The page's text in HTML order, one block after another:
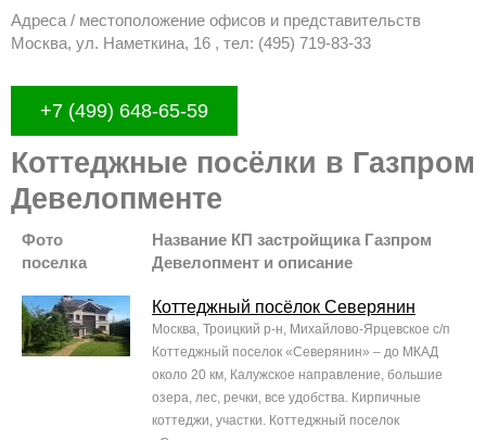
Адреса / местоположение офисов и представительств
Москва, ул. Наметкина, 16 , тел: (495) 719-83-33
+7 (499) 648-65-59
Коттеджные посёлки в Газпром
Девелопменте
Фото
поселка
Название КП застройщика Газпром
Девелопмент и описание
Коттеджный посёлок Северянин
Москва, Троицкий р-н, Михайлово-Ярцевское с/п
Коттеджный поселок «Северянин» – до МКАД
около 20 км, Калужское направление, большие
озера, лес, речки, все удобства. Кирпичные
коттеджи, участки. Коттеджный поселок